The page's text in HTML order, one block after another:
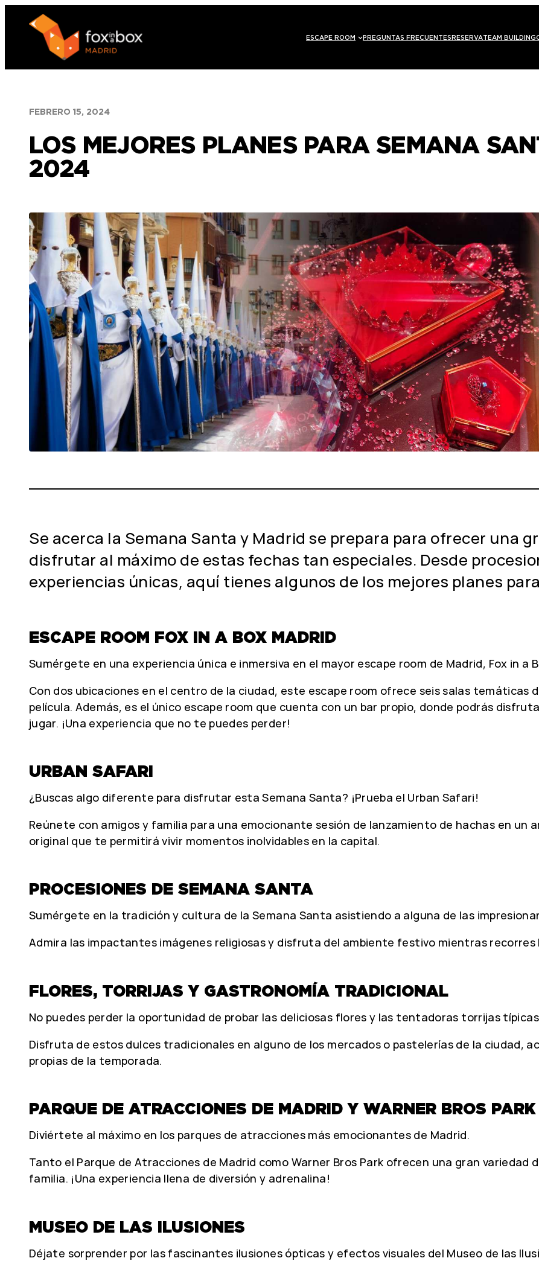
contenido
ESCAPE ROOM PREGUNTAS FRECUENTES RESERVATEAM BUILDING
FEBRERO 15, 2024
LOS MEJORES PLANES PARA SEMANA
2024
Se acerca la Semana Santa y Madrid se prepara para ofrecer una
disfrutar al máximo de estas fechas tan especiales. Desde
experiencias únicas, aquí tienes algunos de los mejores planes
ESCAPE ROOM FOX IN A BOX MADRID
Sumérgete en una experiencia única e inmersiva en el mayor escape room de Madrid, Fox in a
Con dos ubicaciones en el centro de la ciudad, este escape room ofrece seis salas temáticas
película. Además, es el único escape room que cuenta con un bar propio, donde podrás
jugar. ¡Una experiencia que no te puedes perder!
URBAN SAFARI
¿Buscas algo diferente para disfrutar esta Semana Santa? ¡Prueba el Urban Safari!
Reúnete con amigos y familia para una emocionante sesión de lanzamiento de hachas en un
original que te permitirá vivir momentos inolvidables en la capital.
PROCESIONES DE SEMANA SANTA
Sumérgete en la tradición y cultura de la Semana Santa asistiendo a alguna de las
Admira las impactantes imágenes religiosas y disfruta del ambiente festivo mientras recorres
FLORES, TORRIJAS Y GASTRONOMÍA TRADICIONAL
No puedes perder la oportunidad de probar las deliciosas flores y las tentadoras torrijas
Disfruta de estos dulces tradicionales en alguno de los mercados o pastelerías de la ciudad,
propias de la temporada.
PARQUE DE ATRACCIONES DE MADRID Y WARNER BROS PARK
Diviértete al máximo en los parques de atracciones más emocionantes de Madrid.
Tanto el Parque de Atracciones de Madrid como Warner Bros Park ofrecen una gran
familia. ¡Una experiencia llena de diversión y adrenalina!
MUSEO DE LAS ILUSIONES
Déjate sorprender por las fascinantes ilusiones ópticas y efectos visuales del Museo de las